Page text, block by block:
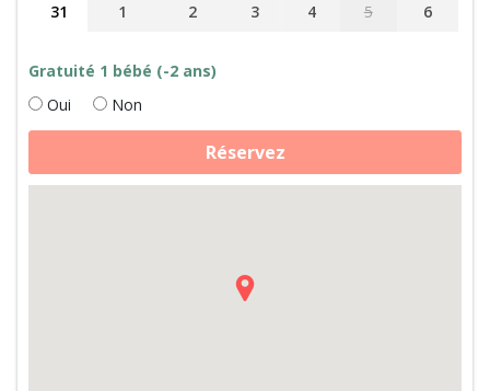
31
1 2 3 4 5 6
Gratuité 1 bébé (-2 ans)
Oui
Non
quantité
Câlinothérapie
avec
Réservez